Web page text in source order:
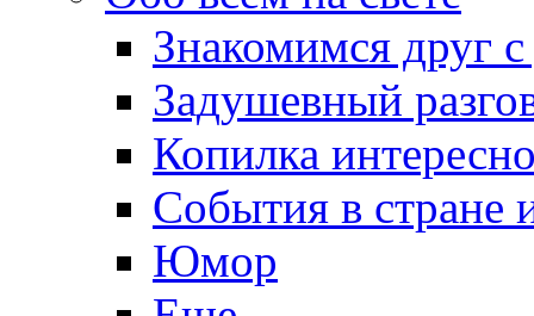
Знакомимся друг
Задушевный
Копилка
События в стране
Юмор